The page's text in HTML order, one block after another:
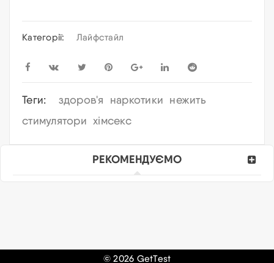
Категорії: Лайфстайл
Теги: здоров'я наркотики нежить
стимулятори хімсекс
РЕКОМЕНДУЄМО
© 2026 GetTest